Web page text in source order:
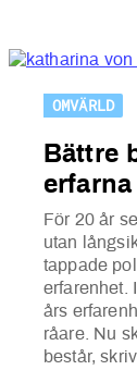
OMVÄRLD
Bättre
För 20 år
utan
tappade
erfarenhet.
års
råare. Nu
består,